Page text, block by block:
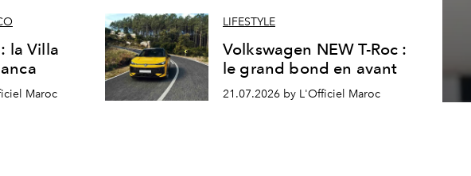
la Villa
Maroc
LIFESTYLE
Volkswagen NEW T-Roc :
le grand bond en avant
21.07.2026 by L'Officiel Maroc